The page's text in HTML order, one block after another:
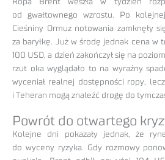
Ropa Brent weszła w tydzień
od gwałtownego wzrostu. Po
Cieśniny Ormuz notowania zamknęły
za baryłkę. Już w środę jednak cena w
100 USD, a dzień zakończył się na
rzut oka wyglądało to na wyraźny
wyceniał realnej dostępności ropy,
i Teheran mogą znaleźć drogę do
Powrót do otwartego
Kolejne dni pokazały jednak, że
do wyceny ryzyka. Gdy rozmowy